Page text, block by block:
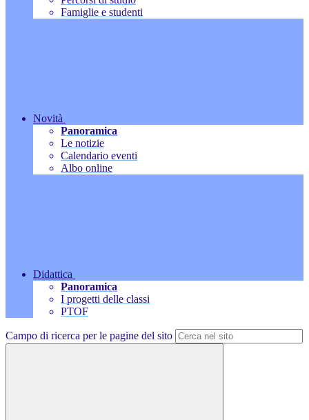
Famiglie e studenti
Novità
Panoramica
Le notizie
Calendario eventi
Albo online
Didattica
Panoramica
I progetti delle classi
PTOF
Campo di ricerca per le pagine del sito